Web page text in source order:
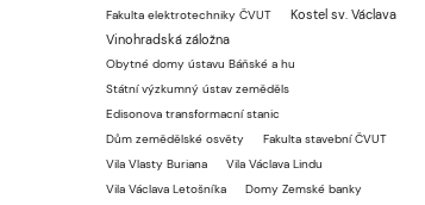
Fakulta elektrotechniky ČVUT
Kostel sv. Václava
Vinohradská záložna
Obytné domy ústavu Báňské a hu
Státní výzkumný ústav zeměděls
Edisonova transformacní stanic
Dům zemědělské osvěty
Fakulta stavební ČVUT
Vila Vlasty Buriana
Vila Václava Lindu
Vila Václava Letošníka
Domy Zemské banky